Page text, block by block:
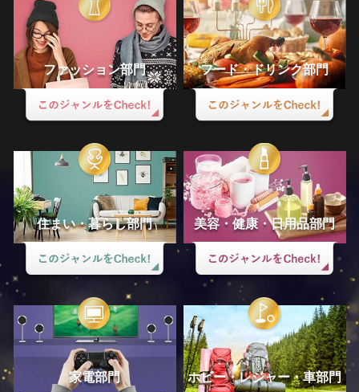
ファッション部門 フード・ドリンク部門
住まい・暮らし部門 美容・健康・日用品部門
家電部門 ホビー・レジャー・車部門